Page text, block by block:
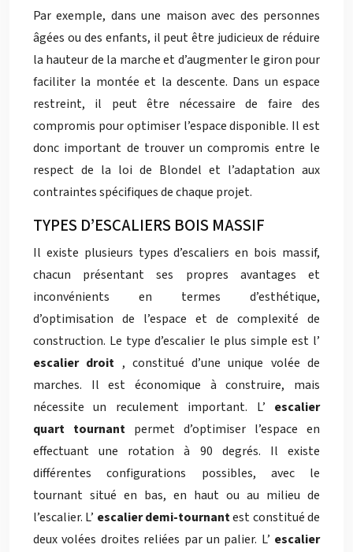
Par exemple, dans une maison avec des personnes
âgées ou des enfants, il peut être judicieux de réduire
la hauteur de la marche et d’augmenter le giron pour
faciliter la montée et la descente. Dans un espace
restreint, il peut être nécessaire de faire des
compromis pour optimiser l’espace disponible. Il est
donc important de trouver un compromis entre le
respect de la loi de Blondel et l’adaptation aux
contraintes spécifiques de chaque projet.
TYPES D’ESCALIERS BOIS MASSIF
Il existe plusieurs types d’escaliers en bois massif,
chacun présentant ses propres avantages et
inconvénients en termes d’esthétique,
d’optimisation de l’espace et de complexité de
construction. Le type d’escalier le plus simple est l’
escalier droit , constitué d’une unique volée de
marches. Il est économique à construire, mais
nécessite un reculement important. L’ escalier
quart tournant permet d’optimiser l’espace en
effectuant une rotation à 90 degrés. Il existe
différentes configurations possibles, avec le
tournant situé en bas, en haut ou au milieu de
l’escalier. L’ escalier demi-tournantest constitué de
deux volées droites reliées par un palier. L’ escalier